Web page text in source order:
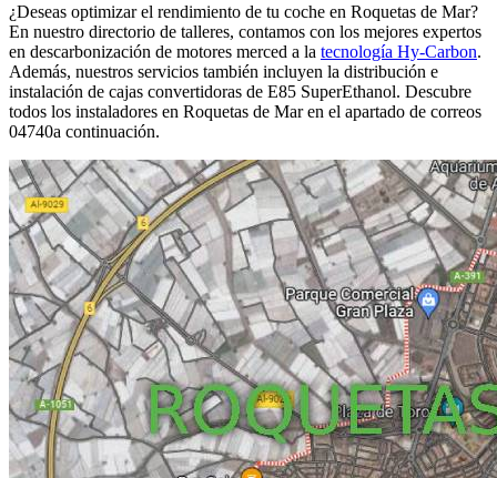
¿Deseas optimizar el rendimiento de tu coche en Roquetas de Mar?
En nuestro directorio de talleres, contamos con los mejores expertos
en descarbonización de motores merced a la tecnología Hy-Carbon.
Además, nuestros servicios también incluyen la distribución e
instalación de cajas convertidoras de E85 SuperEthanol. Descubre
todos los instaladores en Roquetas de Mar en el apartado de correos
04740a continuación.